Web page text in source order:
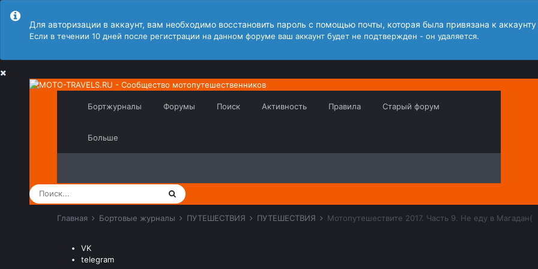
Для авторизации в аккаунт, вам необходимо восстановить пароль с помощью почты, которая была привязана к
Если в течении 10 дней после регистрации на данном форуме ваш аккаунт будет не подтвержден - он удаляется.
Бортжурналы Форумы Поиск Активность Правила Старый форум
Больше
Главная Бортовые журналы ПУТЕШЕСТВИЯ ПУТЕШЕСТВИЯ Мотопутешествите 2017. Часть 9. Не еду в Магадан(
VK
telegram